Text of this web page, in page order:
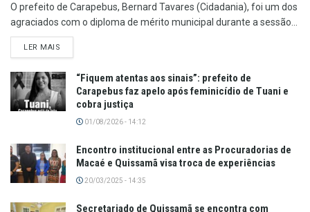
O prefeito de Carapebus, Bernard Tavares (Cidadania), foi um dos
agraciados com o diploma de mérito municipal durante a sessão...
LER MAIS
“Fiquem atentas aos sinais”: prefeito de
Carapebus faz apelo após feminicídio de Tuani e
cobra justiça
01/08/2026 - 14:12
Encontro institucional entre as Procuradorias de
Macaé e Quissamã visa troca de experiências
20/03/2025 - 14:35
Secretariado de Quissamã se encontra com